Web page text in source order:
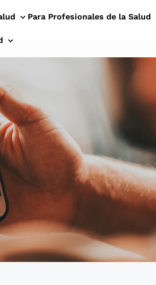
Para Profesionales de la Salud